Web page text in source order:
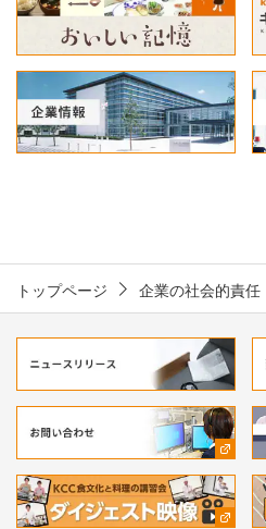
トップページ 企業の社会的責任